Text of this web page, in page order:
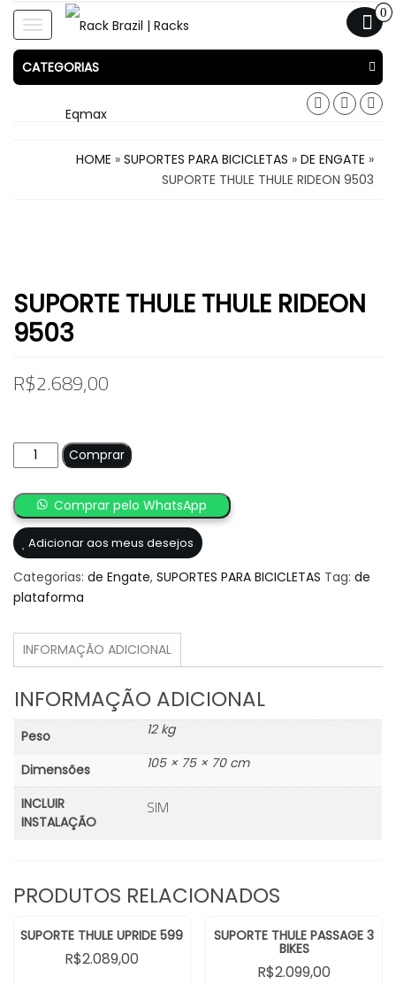
Toggle
navigation
0
CATEGORIAS
HOME » SUPORTES PARA BICICLETAS » DE ENGATE »
SUPORTE THULE THULE RIDEON 9503
SUPORTE THULE THULE RIDEON
9503
R$2.689,00
Suporte
Thule
Thule
RideOn
9503
quantidade
Comprar
Comprar pelo WhatsApp
Adicionar aos meus desejos
Categorias: de Engate, SUPORTES PARA BICICLETAS Tag: de
plataforma
INFORMAÇÃO ADICIONAL
INFORMAÇÃO ADICIONAL
Peso 12 kg
Dimensões 105 × 75 × 70 cm
INCLUIR
INSTALAÇÃO
SIM
PRODUTOS RELACIONADOS
SUPORTE THULE UPRIDE 599
R$2.089,00
SUPORTE THULE PASSAGE 3
BIKES
R$2.099,00